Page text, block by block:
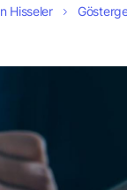
Hisseler